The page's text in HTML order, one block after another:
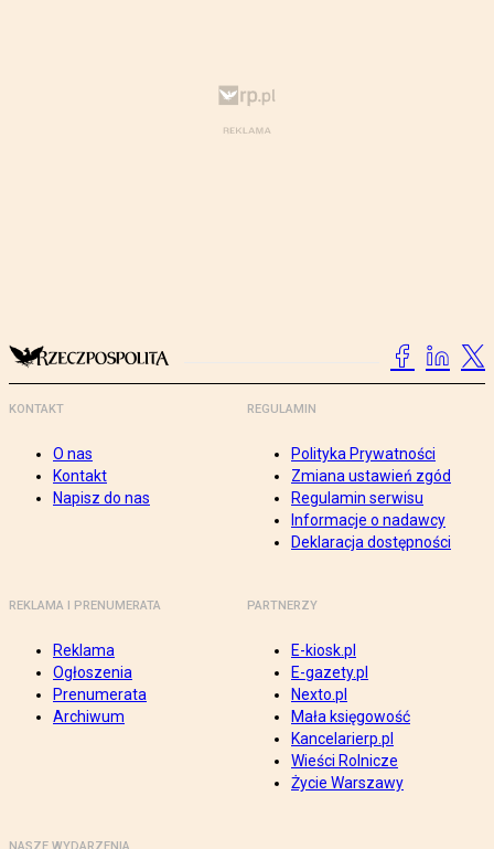
KONTAKT
O nas
Kontakt
Napisz do nas
REGULAMIN
Polityka Prywatności
Zmiana ustawień zgód
Regulamin serwisu
Informacje o nadawcy
Deklaracja dostępności
REKLAMA I PRENUMERATA
Reklama
Ogłoszenia
Prenumerata
Archiwum
PARTNERZY
E-kiosk.pl
E-gazety.pl
Nexto.pl
Mała księgowość
Kancelarierp.pl
Wieści Rolnicze
Życie Warszawy